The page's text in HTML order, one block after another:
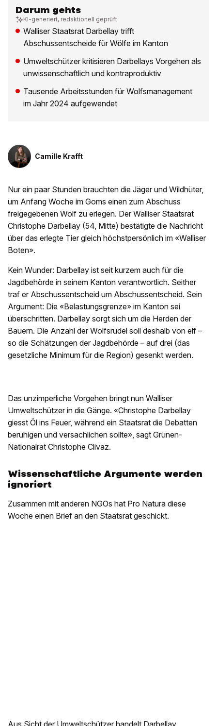
Darum gehts
KI-generiert, redaktionell geprüft
Walliser Staatsrat Darbellay trifft
Abschussentscheide für Wölfe im Kanton
Umweltschützer kritisieren Darbellays Vorgehen als
unwissenschaftlich und kontraproduktiv
Tausende Arbeitsstunden für Wolfsmanagement
im Jahr 2024 aufgewendet
Camille Krafft
Nur ein paar Stunden brauchten die Jäger und Wildhüter,
um Anfang Woche im Goms einen zum Abschuss
freigegebenen Wolf zu erlegen. Der Walliser Staatsrat
Christophe Darbellay (54, Mitte) bestätigte die Nachricht
über das erlegte Tier gleich höchstpersönlich im «Walliser
Boten».
Kein Wunder: Darbellay ist seit kurzem auch für die
Jagdbehörde in seinem Kanton verantwortlich. Seither
traf er Abschussentscheid um Abschussentscheid. Sein
Argument: Die «Belastungsgrenze» im Kanton sei
überschritten. Darbellay sorgt sich um die Herden der
Bauern. Die Anzahl der Wolfsrudel soll deshalb von elf –
so die Schätzungen der Jagdbehörde – auf drei (das
gesetzliche Minimum für die Region) gesenkt werden.
Das unzimperliche Vorgehen bringt nun Walliser
Umweltschützer in die Gänge. «Christophe Darbellay
giesst Öl ins Feuer, während ein Staatsrat die Debatten
beruhigen und versachlichen sollte», sagt Grünen-
Nationalrat Christophe Clivaz.
Wissenschaftliche Argumente werden
ignoriert
Zusammen mit anderen NGOs hat Pro Natura diese
Woche einen Brief an den Staatsrat geschickt.